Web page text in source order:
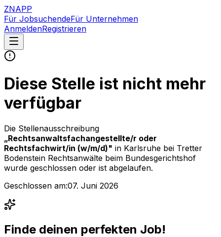
ZNAPP
Für JobsuchendeFür Unternehmen
AnmeldenRegistrieren
Diese Stelle ist nicht mehr
verfügbar
Die Stellenausschreibung
„Rechtsanwaltsfachangestellte/r oder
Rechtsfachwirt/in (w/m/d)" in Karlsruhe bei Tretter
Bodenstein Rechtsanwälte beim Bundesgerichtshof
wurde geschlossen oder ist abgelaufen.
Geschlossen am:07. Juni 2026
Finde deinen perfekten Job!